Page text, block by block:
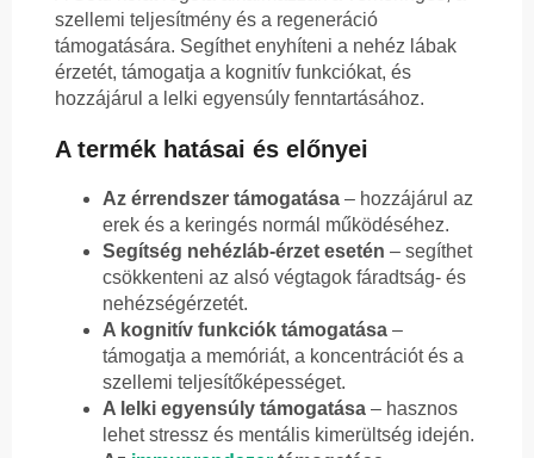
szellemi teljesítmény és a regeneráció
támogatására. Segíthet enyhíteni a nehéz lábak
érzetét, támogatja a kognitív funkciókat, és
hozzájárul a lelki egyensúly fenntartásához.
A termék hatásai és előnyei
Az érrendszer támogatása – hozzájárul az
erek és a keringés normál működéséhez.
Segítség nehézláb-érzet esetén – segíthet
csökkenteni az alsó végtagok fáradtság- és
nehézségérzetét.
A kognitív funkciók támogatása –
támogatja a memóriát, a koncentrációt és a
szellemi teljesítőképességet.
A lelki egyensúly támogatása – hasznos
lehet stressz és mentális kimerültség idején.